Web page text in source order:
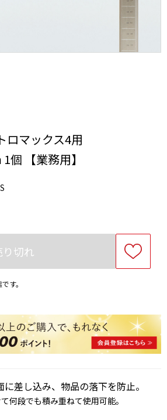
ロマックス4用
【業務用】
り切れ
す。
差し込み、物品の落下を防止。
何段でも積み重ねて使用可能。